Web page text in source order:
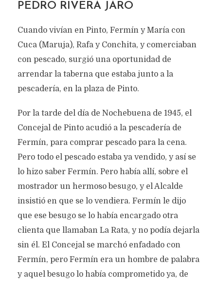
PEDRO RIVERA JARO
Cuando vivían en Pinto, Fermín y María con
Cuca (Maruja), Rafa y Conchita, y comerciaban
con pescado, surgió una oportunidad de
arrendar la taberna que estaba junto a la
pescadería, en la plaza de Pinto.
Por la tarde del día de Nochebuena de 1945, el
Concejal de Pinto acudió a la pescadería de
Fermín, para comprar pescado para la cena.
Pero todo el pescado estaba ya vendido, y así se
lo hizo saber Fermín. Pero había allí, sobre el
mostrador un hermoso besugo, y el Alcalde
insistió en que se lo vendiera. Fermín le dijo
que ese besugo se lo había encargado otra
clienta que llamaban La Rata, y no podía dejarla
sin él. El Concejal se marchó enfadado con
Fermín, pero Fermín era un hombre de palabra
y aquel besugo lo había comprometido ya, de